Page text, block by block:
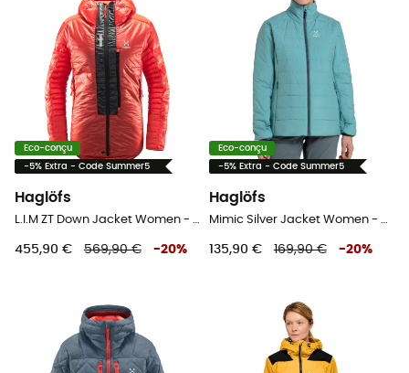
Eco-conçu
-5% Extra - Code Summer5
Haglöfs
L.I.M ZT Down Jacket Women - Doudoune femme
455,90 € 569,90 € -20%
Eco-conçu
-5% Extra - Code Summer5
Haglöfs
Mimic Silver Jacket Women - Doudoune femme
135,90 € 169,90 € -20%